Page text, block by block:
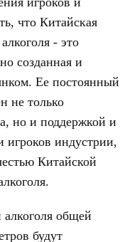
что Китайская
- это
созданная и
Ее постоянный
не только
но и поддержкой и
индустрии,
Китайской
алкоголя общей
будут